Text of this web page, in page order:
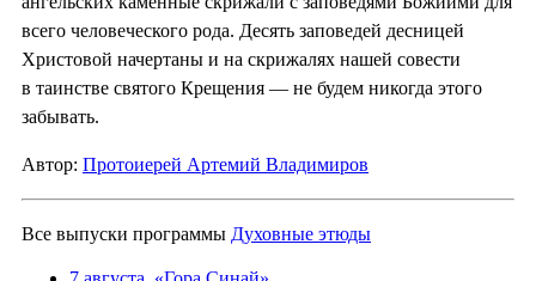
всего человеческого рода. Десять заповедей десницей
Христовой начертаны и на скрижалях нашей совести
в таинстве святого Крещения — не будем никогда этого
забывать.
Автор: Протоиерей Артемий Владимиров
Все выпуски программы Духовные этюды